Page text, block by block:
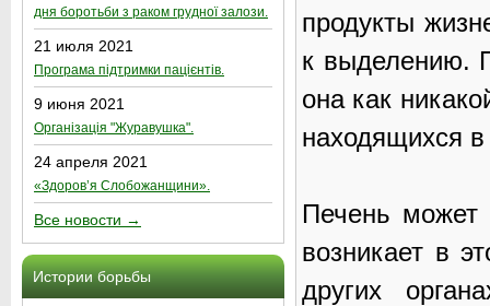
дня боротьби з раком грудної залози.
21 июля 2021
Програма підтримки пацієнтів.
9 июня 2021
Організація "Журавушка".
24 апреля 2021
«Здоров’я Слобожанщини».
Все новости →
Истории борьбы
продукты
к выделению.
она как
находящихся в
Печень может
возникает в
других